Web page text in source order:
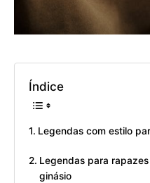
Índice
Legendas com estilo
Legendas para
ginásio